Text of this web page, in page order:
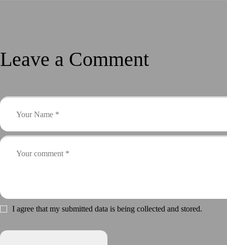
Leave a Comment
I agree that my submitted data is being collected and stored.